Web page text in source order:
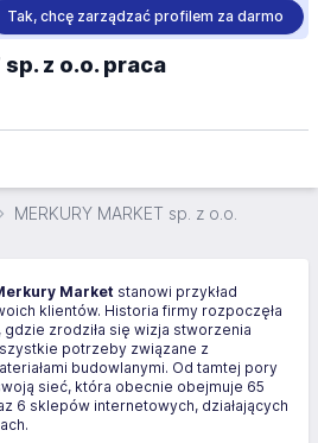
Tak, chcę zarządzać profilem za darmo
sp. z o.o. praca
MERKURY MARKET sp. z o.o.
Market stanowi przykład
klientów. Historia firmy rozpoczęła
gdzie zrodziła się wizja stworzenia
potrzeby związane z
budowlanymi. Od tamtej pory
sieć, która obecnie obejmuje 65
6 sklepów internetowych, działających